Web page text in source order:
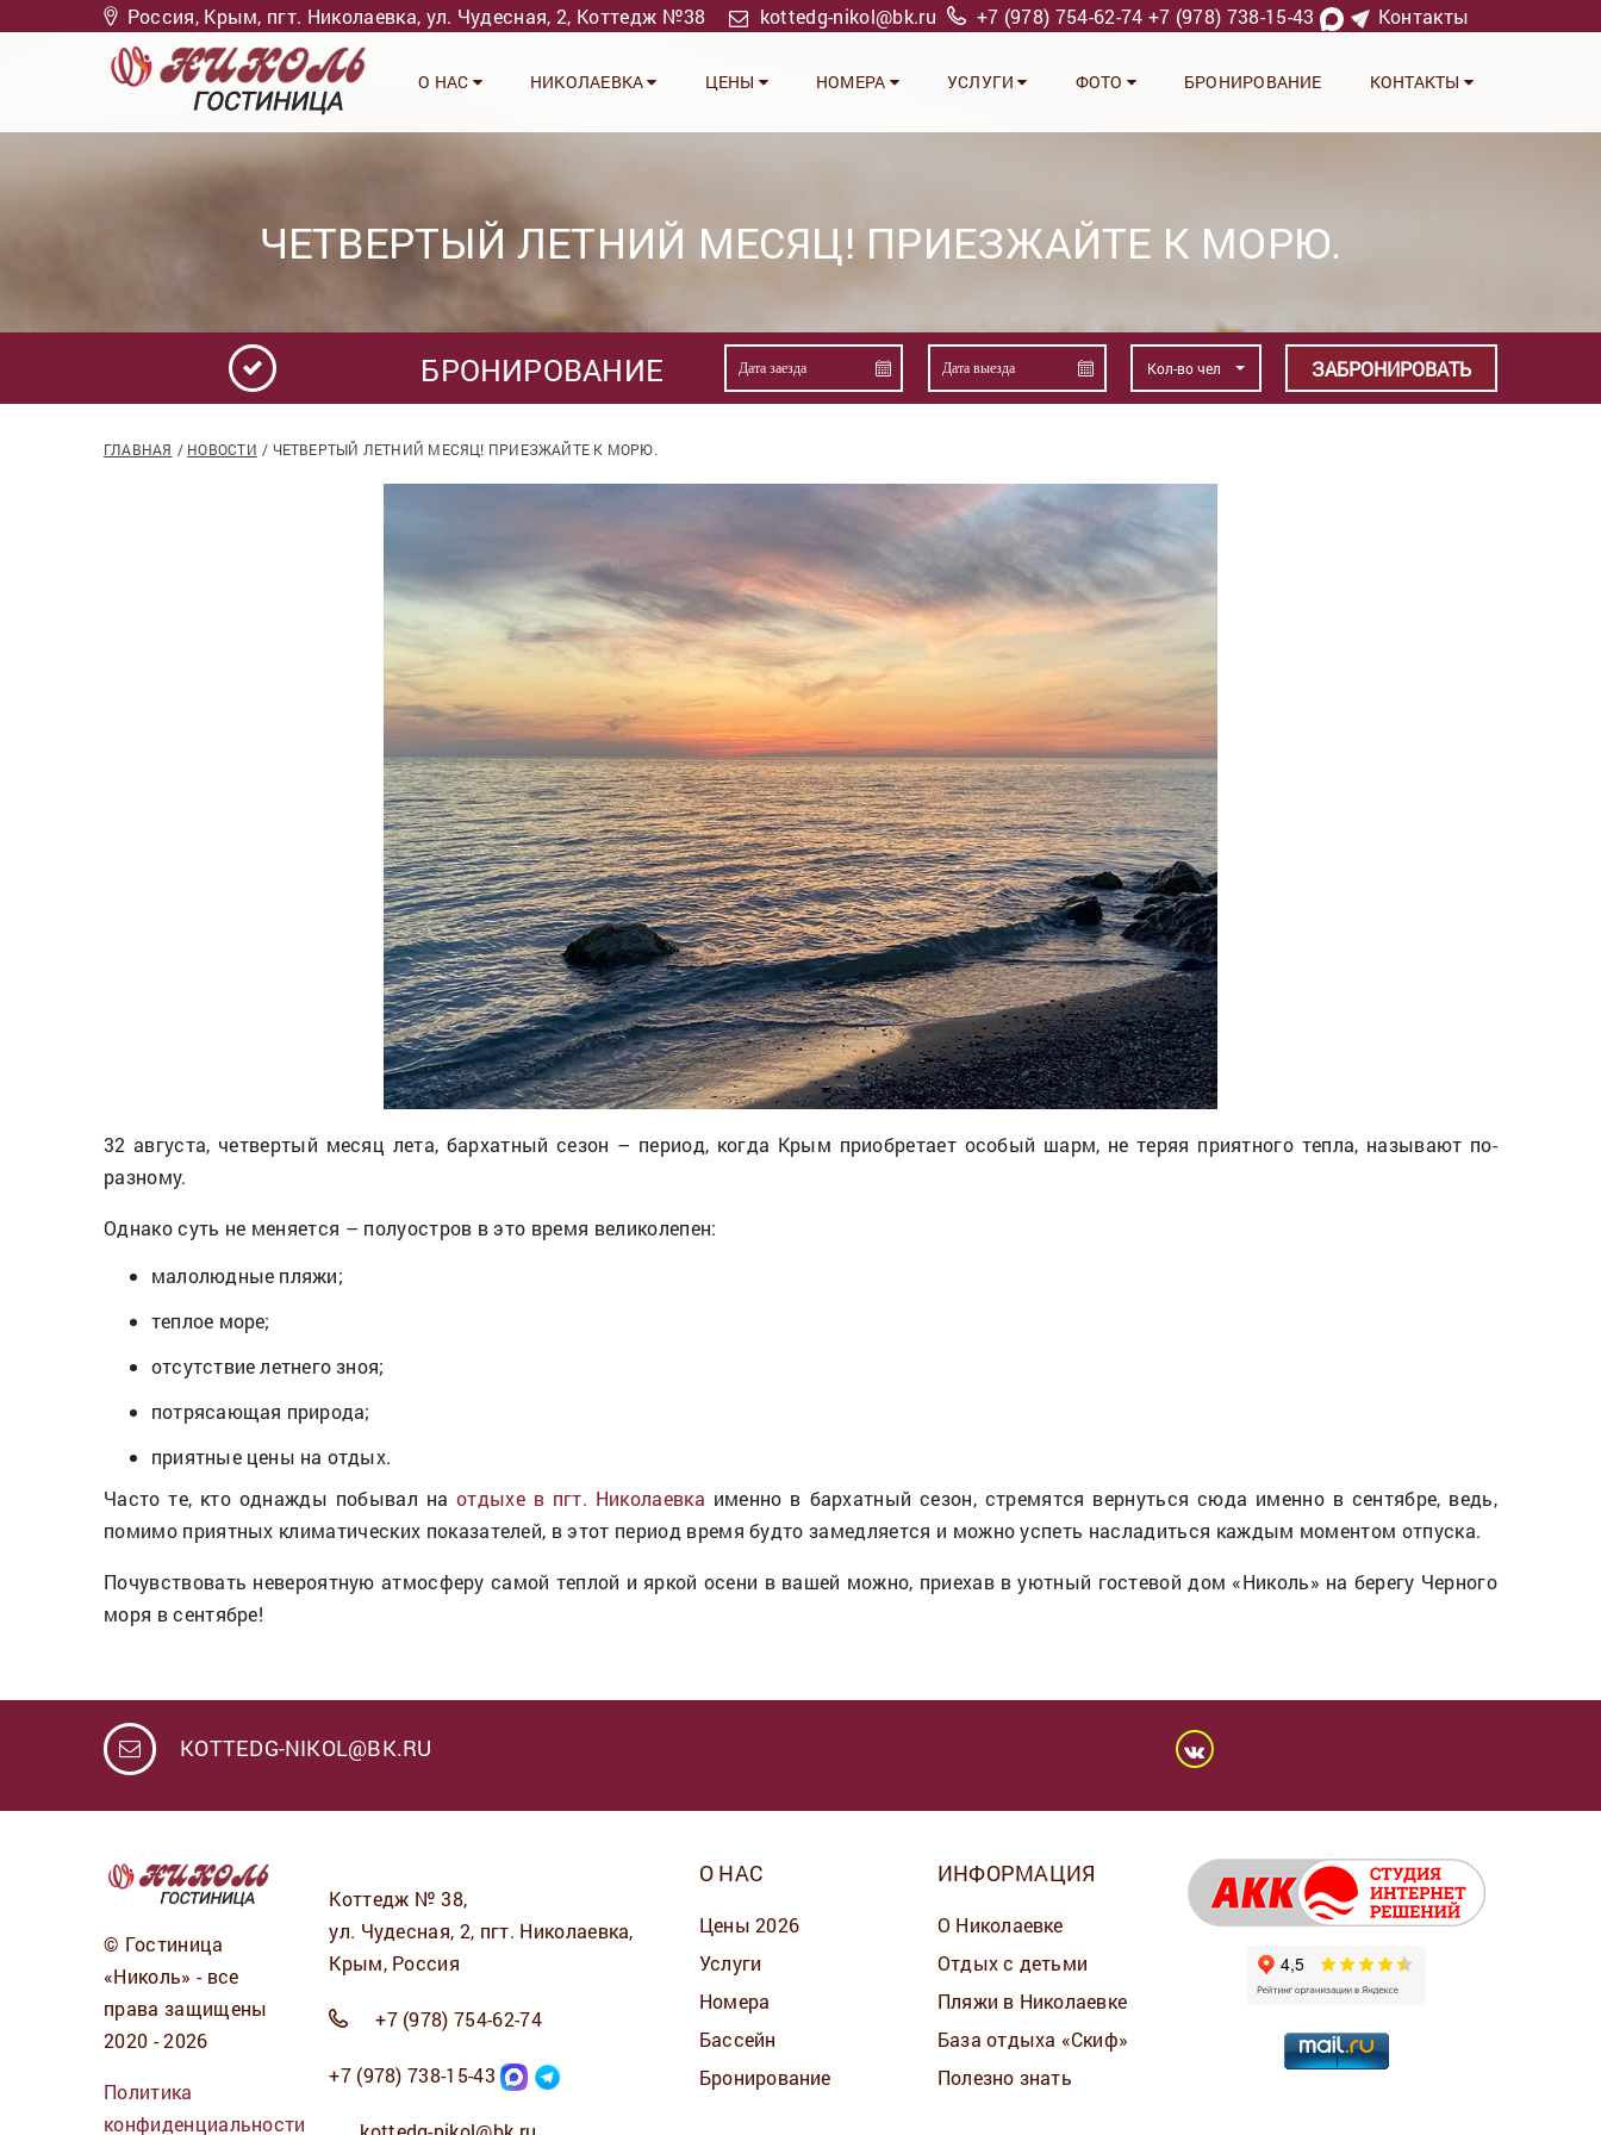
Россия, Крым, пгт. Николаевка, ул. Чудесная, 2, Коттедж №38 kottedg-nikol@bk.ru +7 (978) 754-62-74 +7 (978) 738-15-43 Контакты
О НАС НИКОЛАЕВКА ЦЕНЫ НОМЕРА УСЛУГИ ФОТО БРОНИРОВАНИЕ КОНТАКТЫ
ЧЕТВЕРТЫЙ ЛЕТНИЙ МЕСЯЦ! ПРИЕЗЖАЙТЕ К МОРЮ.
БРОНИРОВАНИЕ Кол-во чел ЗАБРОНИРОВАТЬ
ГЛАВНАЯ НОВОСТИ ЧЕТВЕРТЫЙ ЛЕТНИЙ МЕСЯЦ! ПРИЕЗЖАЙТЕ К МОРЮ.
32 августа, четвертый месяц лета, бархатный сезон – период, когда Крым приобретает особый шарм, не теряя приятного тепла, называют по-
разному.
Однако суть не меняется – полуостров в это время великолепен:
малолюдные пляжи;
теплое море;
отсутствие летнего зноя;
потрясающая природа;
приятные цены на отдых.
Часто те, кто однажды побывал наотдыхе в пгт. Николаевка именно в бархатный сезон, стремятся вернуться сюда именно в сентябре, ведь,
помимо приятных климатических показателей, в этот период время будто замедляется и можно успеть насладиться каждым моментом отпуска.
Почувствовать невероятную атмосферу самой теплой и яркой осени в вашей можно, приехав в уютный гостевой дом «Николь» на берегу Черного
моря в сентябре!
KOTTEDG-NIKOL@BK.RU
© Гостиница
«Николь» - все
права защищены
2020 - 2026
Политика
конфиденциальности
Коттедж № 38,
ул. Чудесная, 2, пгт. Николаевка,
Крым, Россия
+7 (978) 754-62-74
+7 (978) 738-15-43
О НАС
Цены 2026
Услуги
Номера
Бассейн
Бронирование
ИНФОРМАЦИЯ
О Николаевке
Отдых с детьми
Пляжи в Николаевке
База отдыха «Скиф»
Полезно знать